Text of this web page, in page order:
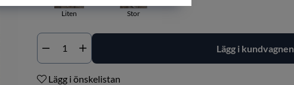
Liten Stor
Antal Lägg i kundvagnen
Lägg i önskelistan